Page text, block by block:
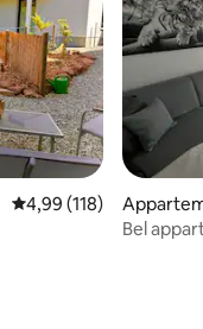
Évaluation moyenne
4,99 (118)
Bel